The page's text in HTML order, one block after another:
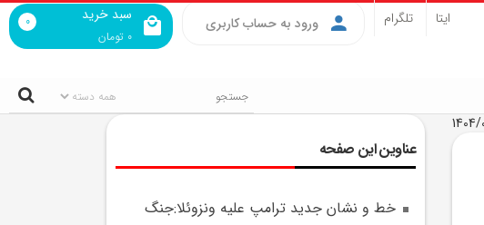
سبد خرید
0 تومان
0 ورود به حساب کاربری ایتا تلگرام
عناوین این صفحه
خط و نشان جديد ترامپ عليه ونزوئلا:جنگ